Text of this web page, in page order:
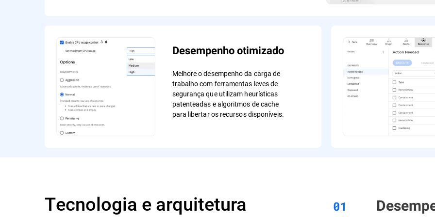
Desempenho otimizado
Melhore o desempenho da carga de
trabalho com ferramentas leves de
segurança que utilizam heurísticas
patenteadas e algoritmos de cache
para libertar os recursos disponíveis.
Tecnologia e arquitetura